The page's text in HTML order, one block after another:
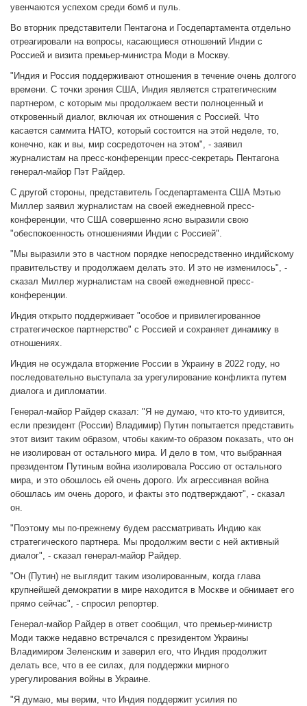
увенчаются успехом среди бомб и пуль.
Во вторник представители Пентагона и Госдепартамента отдельно
отреагировали на вопросы, касающиеся отношений Индии с
Россией и визита премьер-министра Моди в Москву.
"Индия и Россия поддерживают отношения в течение очень долгого
времени. С точки зрения США, Индия является стратегическим
партнером, с которым мы продолжаем вести полноценный и
откровенный диалог, включая их отношения с Россией. Что
касается саммита НАТО, который состоится на этой неделе, то,
конечно, как и вы, мир сосредоточен на этом", - заявил
журналистам на пресс-конференции пресс-секретарь Пентагона
генерал-майор Пэт Райдер.
С другой стороны, представитель Госдепартамента США Мэтью
Миллер заявил журналистам на своей ежедневной пресс-
конференции, что США совершенно ясно выразили свою
"обеспокоенность отношениями Индии с Россией".
"Мы выразили это в частном порядке непосредственно индийскому
правительству и продолжаем делать это. И это не изменилось", -
сказал Миллер журналистам на своей ежедневной пресс-
конференции.
Индия открыто поддерживает "особое и привилегированное
стратегическое партнерство" с Россией и сохраняет динамику в
отношениях.
Индия не осуждала вторжение России в Украину в 2022 году, но
последовательно выступала за урегулирование конфликта путем
диалога и дипломатии.
Генерал-майор Райдер сказал: "Я не думаю, что кто-то удивится,
если президент (России) Владимир) Путин попытается представить
этот визит таким образом, чтобы каким-то образом показать, что он
не изолирован от остального мира. И дело в том, что выбранная
президентом Путиным война изолировала Россию от остального
мира, и это обошлось ей очень дорого. Их агрессивная война
обошлась им очень дорого, и факты это подтверждают", - сказал
он.
"Поэтому мы по-прежнему будем рассматривать Индию как
стратегического партнера. Мы продолжим вести с ней активный
диалог", - сказал генерал-майор Райдер.
"Он (Путин) не выглядит таким изолированным, когда глава
крупнейшей демократии в мире находится в Москве и обнимает его
прямо сейчас", - спросил репортер.
Генерал-майор Райдер в ответ сообщил, что премьер-министр
Моди также недавно встречался с президентом Украины
Владимиром Зеленским и заверил его, что Индия продолжит
делать все, что в ее силах, для поддержки мирного
урегулирования войны в Украине.
"Я думаю, мы верим, что Индия поддержит усилия по